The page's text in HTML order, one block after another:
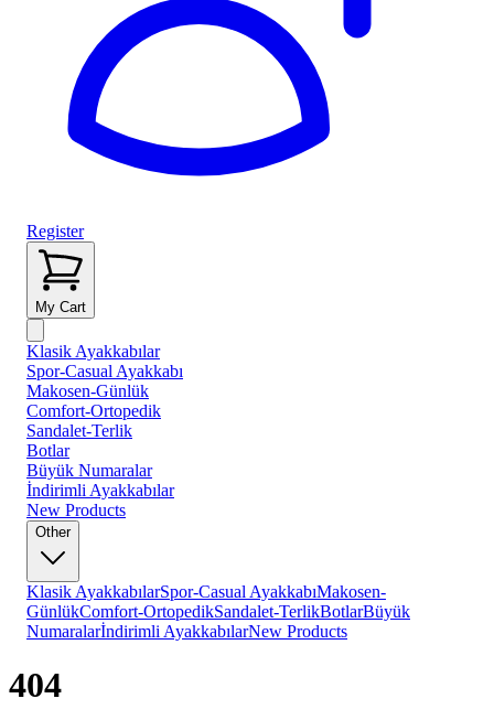
Register
My Cart
Klasik Ayakkabılar
Spor-Casual Ayakkabı
Makosen-Günlük
Comfort-Ortopedik
Sandalet-Terlik
Botlar
Büyük Numaralar
İndirimli Ayakkabılar
New Products
Other
Klasik AyakkabılarSpor-Casual AyakkabıMakosen-
GünlükComfort-OrtopedikSandalet-TerlikBotlarBüyük
Numaralarİndirimli AyakkabılarNew Products
404